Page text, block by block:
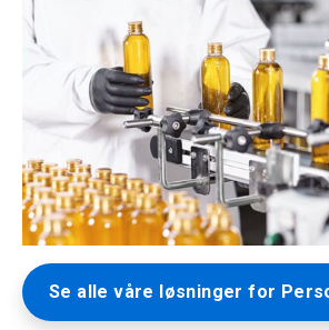
Se alle våre løsninger for